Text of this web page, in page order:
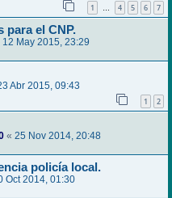
1 … 4 5 6 7
para el CNP.
12 May 2015, 23:29
Abr 2015, 09:43
1 2
« 25 Nov 2014, 20:48
policía local.
Oct 2014, 01:30